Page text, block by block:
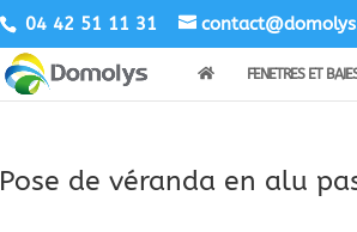
04 42 51 11 31
FENETRES ET
Pose de véranda en alu